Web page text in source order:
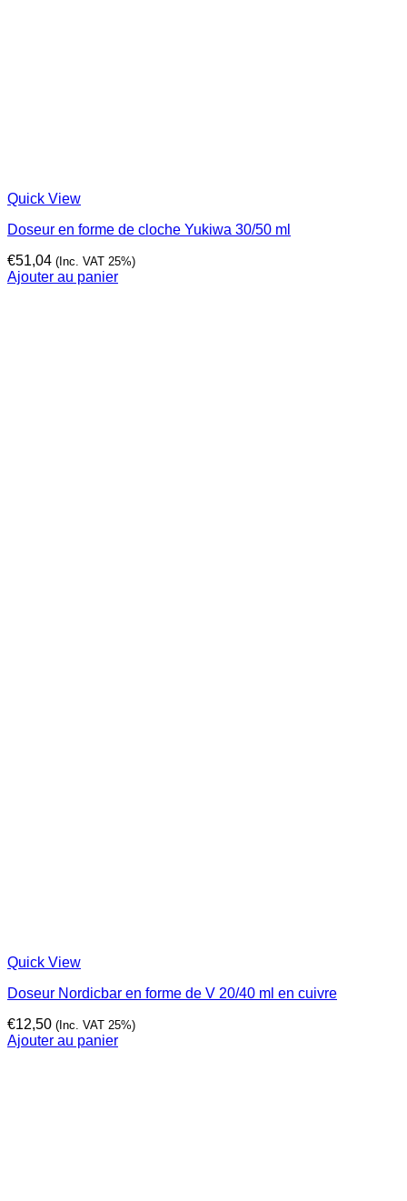
Quick View
Doseur en forme de cloche Yukiwa 30/50 ml
€51,04 (Inc. VAT 25%)
Ajouter au panier
Quick View
Doseur Nordicbar en forme de V 20/40 ml en cuivre
€12,50 (Inc. VAT 25%)
Ajouter au panier